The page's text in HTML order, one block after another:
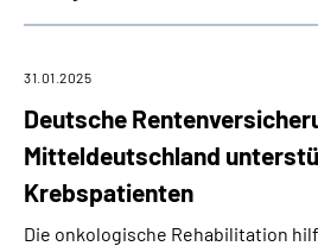
Deutsche
Mitteldeutschland
Krebspatienten
31.01.2025
Die onkologische Rehabilitation